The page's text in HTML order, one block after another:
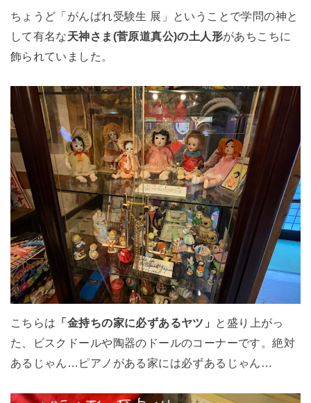
ちょうど「がんばれ受験生 展」ということで学問の神と
して有名な天神さま(菅原道真公)の土人形があちこちに
飾られていました。
こちらは 「金持ちの家に必ずあるヤツ」 と盛り上がっ
た、ビスクドールや陶器のドールのコーナーです。絶対
あるじゃん…ピアノがある家には必ずあるじゃん…